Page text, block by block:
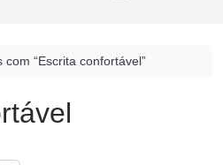
“Escrita confortável”